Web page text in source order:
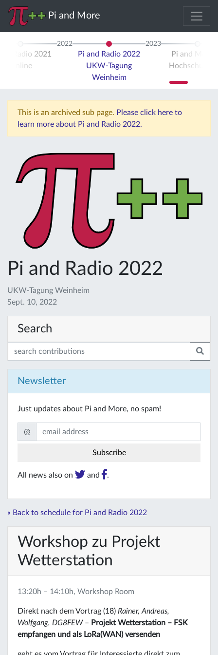
Pi and More
Radio 2021
Online
2022
Pi and Radio 2022
UKW-Tagung
Weinheim
2023
Pi and More
Hochschule
This is an archived sub page. Please click here to
learn more about Pi and Radio 2022.
Pi and Radio 2022
UKW-Tagung Weinheim
Sept. 10, 2022
Search
Newsletter
Just updates about Pi and More, no spam!
@
All news also on and .
« Back to schedule for Pi and Radio 2022
Workshop zu Projekt
Wetterstation
13:20h – 14:10h, Workshop Room
Direkt nach dem Vortrag (18) Rainer, Andreas,
Wolfgang, DG8FEW– Projekt Wetterstation – FSK
empfangen und als LoRa(WAN) versenden